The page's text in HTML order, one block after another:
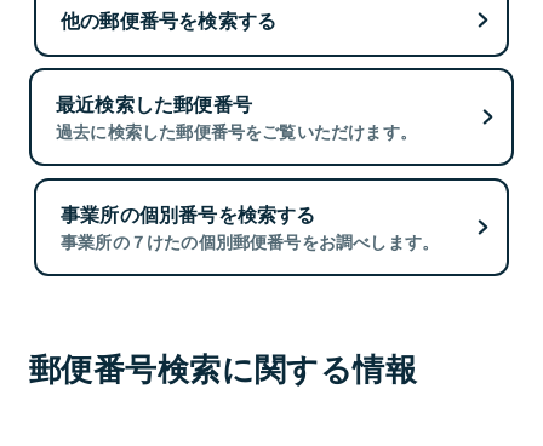
他の郵便番号を検索する
最近検索した郵便番号
過去に検索した郵便番号をご覧いただけます。
事業所の個別番号を検索する
事業所の７けたの個別郵便番号をお調べします。
郵便番号検索に関する情報